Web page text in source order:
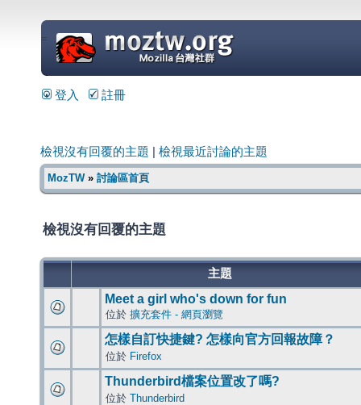
=
登入 註冊
檢視沒有回覆的主題 檢視最近討論的主題
MozTW» 討論區首頁
檢視沒有回覆的主題
主題
Meet a girl who's down for fun
位於 擴充套件 - 網頁瀏覽
怎樣自訂快捷鍵? 怎樣向官方回報故障？
位於 Firefox
Thunderbird檔案位置改了嗎?
位於 Thunderbird